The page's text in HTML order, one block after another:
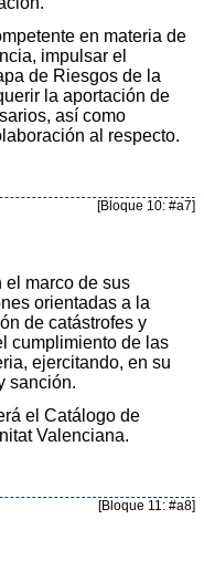
en materia de
impulsar el
de Riesgos de la
la aportación de
así como
al respecto.
[Bloque 10: #a7]
el marco de sus
orientadas a la
de catástrofes y
cumplimiento de las
ejercitando, en su
sanción.
el Catálogo de
Valenciana.
[Bloque 11: #a8]